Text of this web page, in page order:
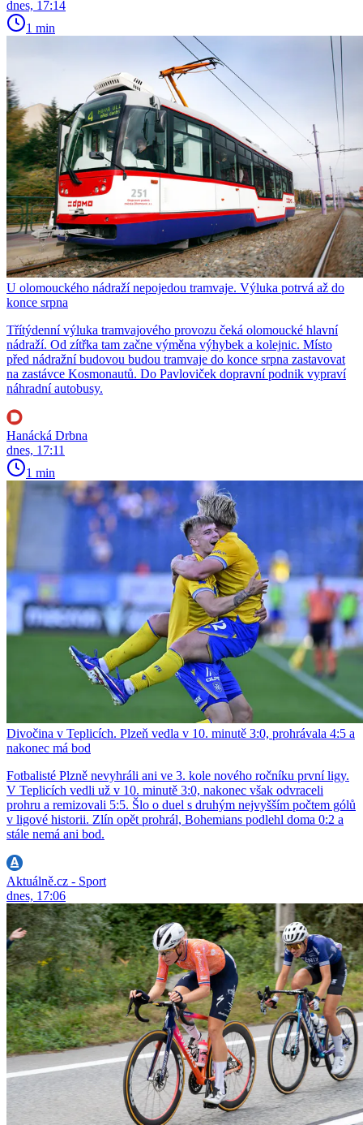
dnes, 17:14
1 min
U olomouckého nádraží nepojedou tramvaje. Výluka potrvá až do
konce srpna
Třítýdenní výluka tramvajového provozu čeká olomoucké hlavní
nádraží. Od zítřka tam začne výměna výhybek a kolejnic. Místo
před nádražní budovou budou tramvaje do konce srpna zastavovat
na zastávce Kosmonautů. Do Pavloviček dopravní podnik vypraví
náhradní autobusy.
Hanácká Drbna
dnes, 17:11
1 min
Divočina v Teplicích. Plzeň vedla v 10. minutě 3:0, prohrávala 4:5 a
nakonec má bod
Fotbalisté Plzně nevyhráli ani ve 3. kole nového ročníku první ligy.
V Teplicích vedli už v 10. minutě 3:0, nakonec však odvraceli
prohru a remizovali 5:5. Šlo o duel s druhým nejvyšším počtem gólů
v ligové historii. Zlín opět prohrál, Bohemians podlehl doma 0:2 a
stále nemá ani bod.
Aktuálně.cz - Sport
dnes, 17:06